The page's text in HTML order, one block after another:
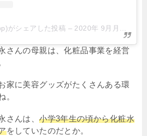
がシェアした投稿 – 2020年 9月月8日午前5時21分PDT
さんの母親は、化粧品事業を経営
家に美容グッズがたくさんある環
。
さんは、小学3年生の頃から化粧水
をしていたのだとか。